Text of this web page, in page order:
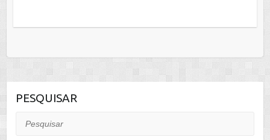
PESQUISAR
Pesquisar